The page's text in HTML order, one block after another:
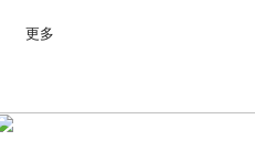
更多